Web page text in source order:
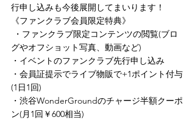
行申し込みも今後展開してまいります！
《ファンクラブ会員限定特典》
グやオフショット写真、動画など)
・イベントのファンクラブ先行申し込み
・会員証提示でライブ物販で+1ポイント付与
(1日1回)
・渋谷WonderGroundのチャージ半額クーポ
ン(月1回￥600相当)